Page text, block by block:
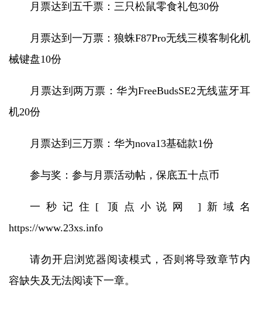
月票达到五千票：三只松鼠零食礼包30份
月票达到一万票：狼蛛F87Pro无线三模客制化机
械键盘10份
月票达到两万票：华为FreeBudsSE2无线蓝牙耳
机20份
月票达到三万票：华为nova13基础款1份
参与奖：参与月票活动帖，保底五十点币
一秒记住[ 顶点小说网 ]新域名
https://www.23xs.info
请勿开启浏览器阅读模式，否则将导致章节内
容缺失及无法阅读下一章。